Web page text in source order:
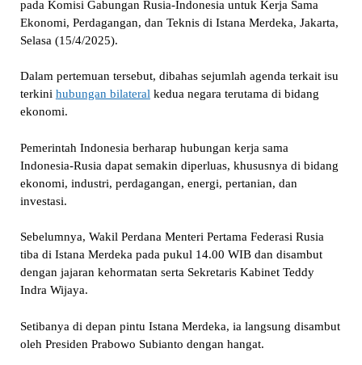
pada Komisi Gabungan Rusia-Indonesia untuk Kerja Sama
Ekonomi, Perdagangan, dan Teknis di Istana Merdeka, Jakarta,
Selasa (15/4/2025).
Dalam pertemuan tersebut, dibahas sejumlah agenda terkait isu
terkini hubungan bilateralkedua negara terutama di bidang
ekonomi.
Pemerintah Indonesia berharap hubungan kerja sama
Indonesia-Rusia dapat semakin diperluas, khususnya di bidang
ekonomi, industri, perdagangan, energi, pertanian, dan
investasi.
Sebelumnya, Wakil Perdana Menteri Pertama Federasi Rusia
tiba di Istana Merdeka pada pukul 14.00 WIB dan disambut
dengan jajaran kehormatan serta Sekretaris Kabinet Teddy
Indra Wijaya.
Setibanya di depan pintu Istana Merdeka, ia langsung disambut
oleh Presiden Prabowo Subianto dengan hangat.